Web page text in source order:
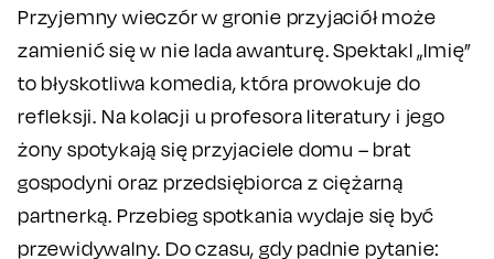
Przyjemny wieczór w gronie przyjaciół może
zamienić się w nie lada awanturę. Spektakl „Imię”
to błyskotliwa komedia, która prowokuje do
refleksji. Na kolacji u profesora literatury i jego
żony spotykają się przyjaciele domu – brat
gospodyni oraz przedsiębiorca z ciężarną
partnerką. Przebieg spotkania wydaje się być
przewidywalny. Do czasu, gdy padnie pytanie: